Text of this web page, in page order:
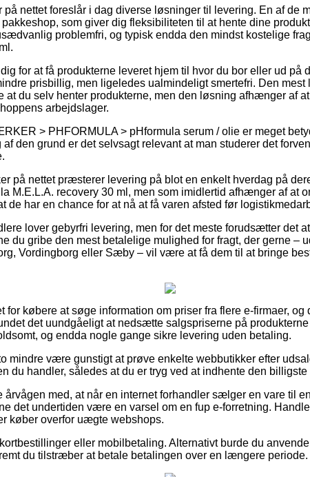
på nettet foreslår i dag diverse løsninger til levering. En af de
som giver dig fleksibiliteten til at hente dine
problemfri, og typisk endda den mindst kostelige
for at få produkterne leveret hjem til hvor du bor eller ud på
prisbillig, men ligeledes ualmindeligt smertefri. Den mest
at du selv henter produkterne, men den løsning afhænger af
arbejdslager.
> PHFORMULA > pHformula serum / olie er meget
af den grund er det selvsagt relevant at man studerer det
på nettet præsterer levering på blot en enkelt hverdag på
M.E.L.A. recovery 30 ml, men som imidlertid afhænger af at
de har en chance for at nå at få varen afsted før
lover gebyrfri levering, men for det meste forudsætter det
du gribe den mest betalelige mulighed for fragt, der gerne –
Vordingborg eller Sæby – vil være at få dem til at bringe
for købere at søge information om priser fra flere e-firmaer,
det uundgåeligt at nedsætte salgspriserne på
og endda nogle gange sikre levering uden betaling.
mindre være gunstigt at prøve enkelte webbutikker efter
du handler, således at du er tryg ved at indhente den billigste
årvågen med, at når en internet forhandler sælger en vare til
det undertiden være en varsel om en fup e-forretning.
køber overfor uægte webshops.
eller mobilbetaling. Alternativt burde du
du tilstræber at betale betalingen over en længere periode.